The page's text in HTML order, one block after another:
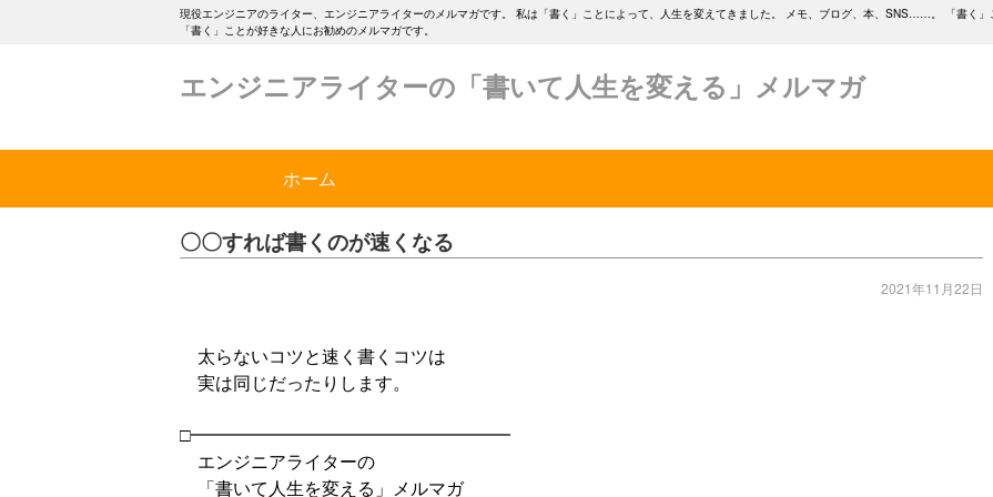
現役エンジニアのライター、エンジニアライターのメルマガです。 私は「書く」ことによって、人生を変えてきました。 メモ、ブログ、本、SNS……。 「書く
「書く」ことが好きな人にお勧めのメルマガです。
エンジニアライターの「書いて人生を変える」メルマガ
ホーム
〇〇すれば書くのが速くなる
2021年11月22日
太らないコツと速く書くコツは
実は同じだったりします。
□━━━━━━━━━━━━━━━━━━
エンジニアライターの
「書いて人生を変える」メルマガ